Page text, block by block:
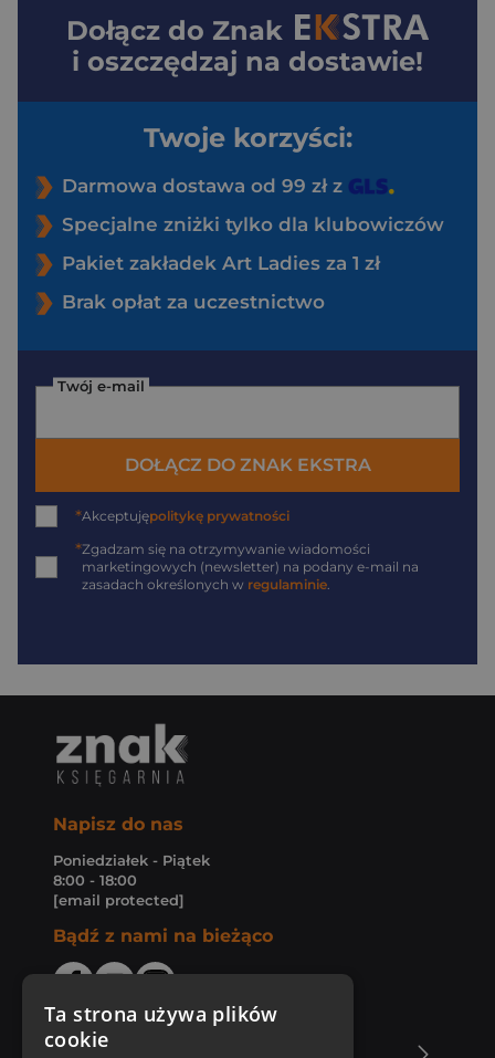
Dołącz do Znak
i oszczędzaj na dostawie!
Twoje korzyści:
Darmowa dostawa od 99 zł z
Specjalne zniżki tylko dla klubowiczów
Pakiet zakładek Art Ladies za 1 zł
Brak opłat za uczestnictwo
Twój e-mail
DOŁĄCZ DO ZNAK EKSTRA
*Akceptujępolitykę prywatności
*Zgadzam się na otrzymywanie wiadomości
marketingowych (newsletter) na podany e-mail na
zasadach określonych w regulaminie.
Napisz do nas
Poniedziałek - Piątek
8:00 - 18:00
[email protected]
Bądź z nami na bieżąco
Ta strona używa plików
cookie